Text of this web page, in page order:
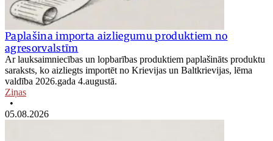
Paplašina importa aizliegumu produktiem no
agresorvalstīm
Ar lauksaimniecības un lopbarības produktiem paplašināts produktu
saraksts, ko aizliegts importēt no Krievijas un Baltkrievijas, lēma
valdība 2026.gada 4.augustā.
Ziņas
•
05.08.2026